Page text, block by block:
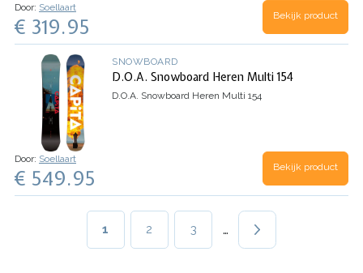
Door: Soellaart
€ 319.95 Bekijk product
SNOWBOARD
D.O.A. Snowboard Heren Multi 154
D.O.A. Snowboard Heren Multi 154
Door: Soellaart
€ 549.95 Bekijk product
Huidige
1 Page
2 Page
3 …